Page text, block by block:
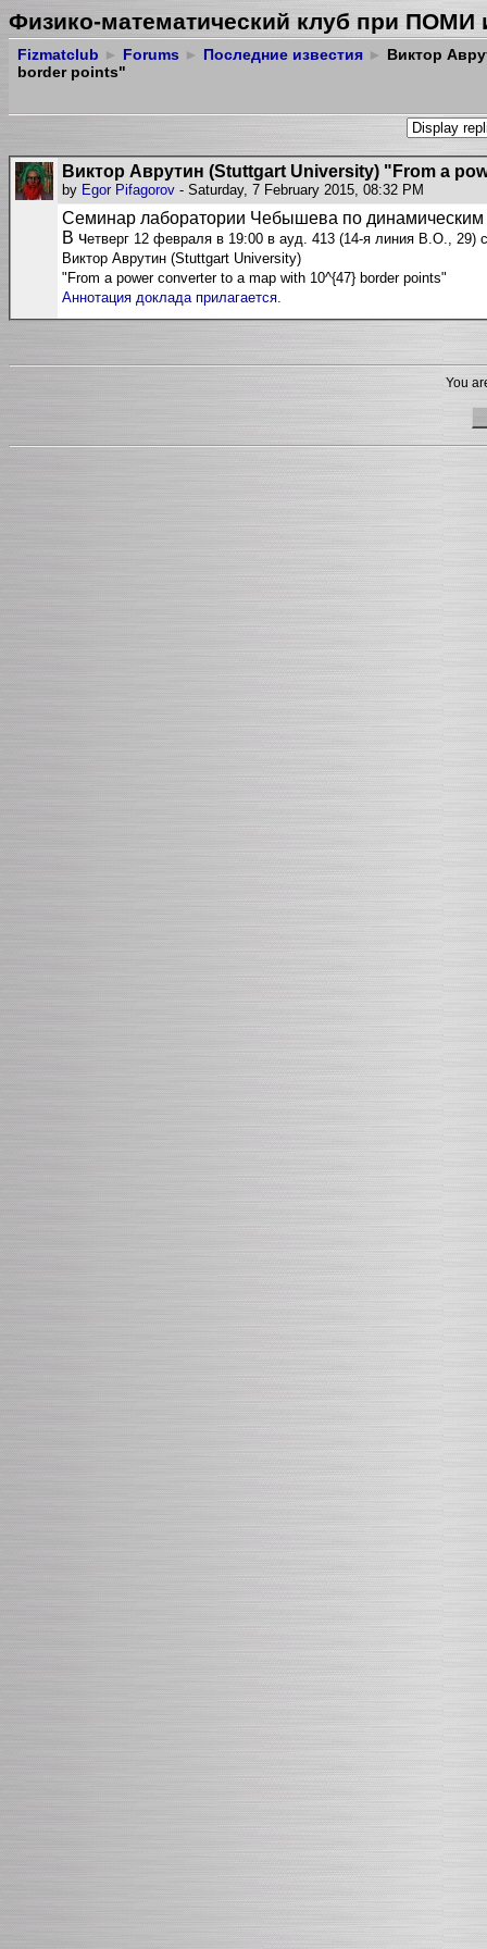
Физико-математический клуб при ПОМИ
Fizmatclub ► Forums ► Последние известия ► Виктор
border points"
Виктор Аврутин (Stuttgart University) "From a
by Egor Pifagorov - Saturday, 7 February 2015, 08:32 PM
Семинар лаборатории Чебышева по динамическим
В четверг 12 февраля в 19:00 в ауд. 413 (14-я линия В.О., 29)
Виктор Аврутин (Stuttgart University)
"From a power converter to a map with 10^{47} border points"
Аннотация доклада прилагается.
You